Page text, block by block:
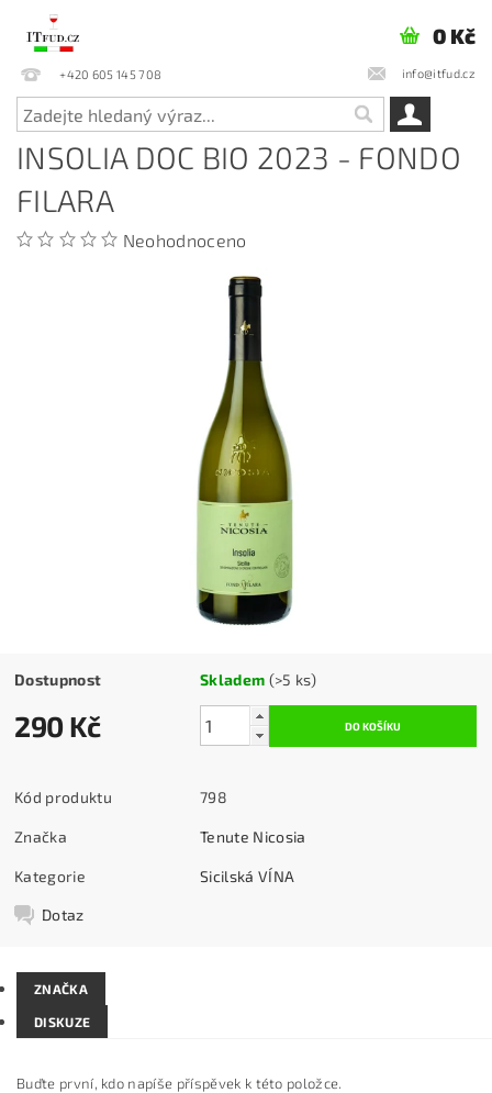
+420 605 145 708 info@itfud.cz
0 Kč
INSOLIA DOC BIO 2023 - FONDO
FILARA
Neohodnoceno
Dostupnost Skladem (>5 ks)
290 Kč
Kód produktu 798
Značka Tenute Nicosia
Kategorie Sicilská VÍNA
Dotaz
ZNAČKA
DISKUZE
Buďte první, kdo napíše příspěvek k této položce.